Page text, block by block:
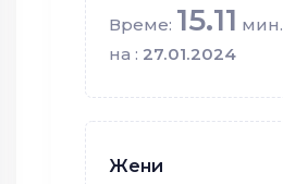
Време: 15.11 мин.
на : 27.01.2024
Жени